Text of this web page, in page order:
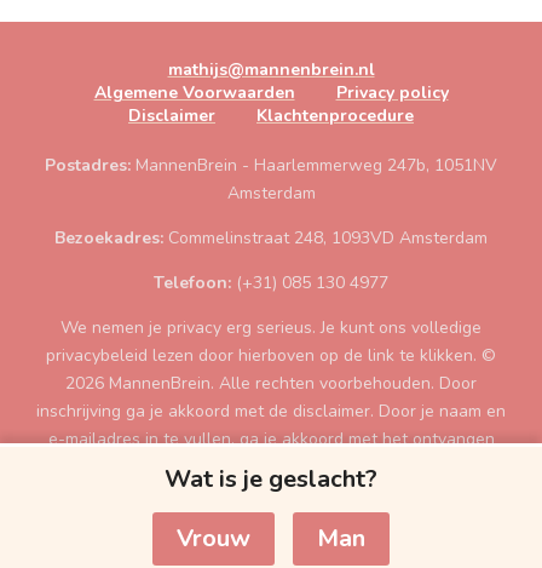
mathijs@mannenbrein.nl
Algemene Voorwaarden
Privacy policy
Disclaimer
Klachtenprocedure
Postadres: MannenBrein - Haarlemmerweg 247b, 1051NV
Amsterdam
Bezoekadres: Commelinstraat 248, 1093VD Amsterdam
Telefoon: (+31) 085 130 4977
We nemen je privacy erg serieus. Je kunt ons volledige
privacybeleid lezen door hierboven op de link te klikken. ©
2026 MannenBrein. Alle rechten voorbehouden. Door
inschrijving ga je akkoord met de disclaimer. Door je naam en
e-mailadres in te vullen, ga je akkoord met het ontvangen
van de gratis tips per e-mail. Je moet minimaal 18 jaar zijn
voor de inschrijving. Als je contact zoekt kan je ons mailen
op mathijs@MannenBrein.nl
Wat is je geslacht?
Vrouw
Man